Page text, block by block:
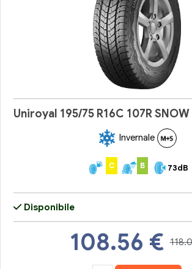
Uniroyal 195/75 R16C 107R
Invernale
C B 73dB
Disponibile
108.56 €